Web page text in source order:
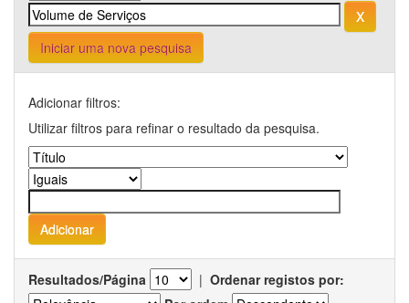
Iniciar uma nova pesquisa
Adicionar filtros:
Utilizar filtros para refinar o resultado da pesquisa.
Resultados/Página | Ordenar registos por: